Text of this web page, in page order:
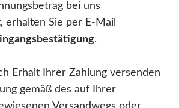
bei uns
erhalten Sie per E-Mail
.
Erhalt Ihrer Zahlung versenden
gemäß des auf Ihrer